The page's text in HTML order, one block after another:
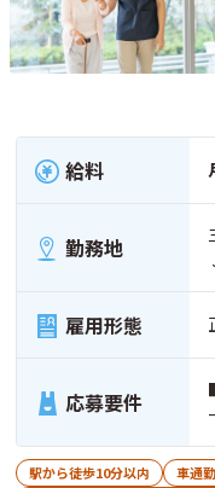
給料
勤務地
雇用形態
応募要件
駅から徒歩10分以内 車通